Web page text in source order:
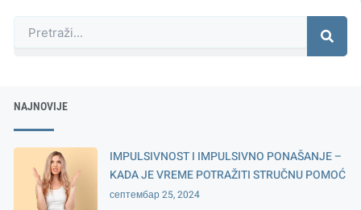
NAJNOVIJE
IMPULSIVNOST I IMPULSIVNO PONAŠANJE –
KADA JE VREME POTRAŽITI STRUČNU POMOĆ
септембар 25, 2024